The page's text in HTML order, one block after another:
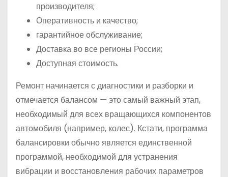
производителя;
Оперативность и качество;
гарантийное обслуживание;
Доставка во все регионы России;
Доступная стоимость.
Ремонт начинается с диагностики и разборки и
отмечается балансом — это самый важный этап,
необходимый для всех вращающихся компонентов
автомобиля (например, колес). Кстати, программа
балансировки обычно является единственной
программой, необходимой для устранения
вибрации и восстановления рабочих параметров